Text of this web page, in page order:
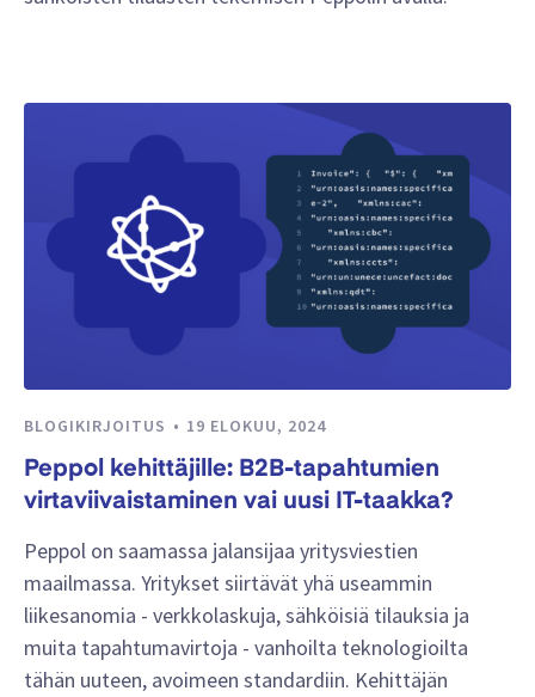
BLOGIKIRJOITUS 19 ELOKUU, 2024
Peppol kehittäjille: B2B-tapahtumien
virtaviivaistaminen vai uusi IT-taakka?
Peppol on saamassa jalansijaa yritysviestien
maailmassa. Yritykset siirtävät yhä useammin
liikesanomia - verkkolaskuja, sähköisiä tilauksia ja
muita tapahtumavirtoja - vanhoilta teknologioilta
tähän uuteen, avoimeen standardiin. Kehittäjän